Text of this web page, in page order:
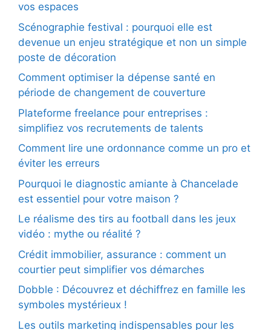
vos espaces
Scénographie festival : pourquoi elle est
devenue un enjeu stratégique et non un simple
poste de décoration
Comment optimiser la dépense santé en
période de changement de couverture
Plateforme freelance pour entreprises :
simplifiez vos recrutements de talents
Comment lire une ordonnance comme un pro et
éviter les erreurs
Pourquoi le diagnostic amiante à Chancelade
est essentiel pour votre maison ?
Le réalisme des tirs au football dans les jeux
vidéo : mythe ou réalité ?
Crédit immobilier, assurance : comment un
courtier peut simplifier vos démarches
Dobble : Découvrez et déchiffrez en famille les
symboles mystérieux !
Les outils marketing indispensables pour les